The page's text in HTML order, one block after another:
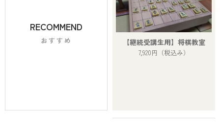
RECOMMEND
おすすめ 【継続受講生用】将棋教室
7,920円 （税込み）